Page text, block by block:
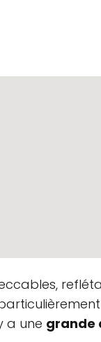
und
a true luxury
a une grande